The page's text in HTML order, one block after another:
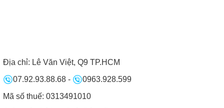
Địa chỉ: Lê Văn Việt, Q9 TP.HCM
07.92.93.88.68 -
0963.928.599
Mã số thuế: 0313491010